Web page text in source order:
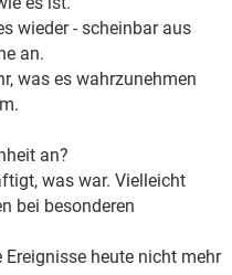
wieder - scheinbar aus
an.
was es wahrzunehmen
an?
was war. Vielleicht
bei besonderen
Ereignisse heute nicht mehr